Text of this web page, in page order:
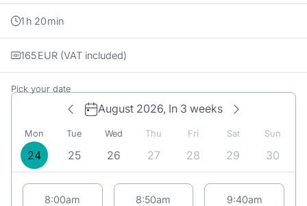
1 h20min
165EUR(VAT included)
Pick your date
August 2026, In 3 weeks
Mon
24
Tue
25
Wed
26
Thu
27
Fri
28
Sat
29
Sun
30
Appointment suggestions for Monday# 08/24/2026:
8:00am 8:50am 9:40am